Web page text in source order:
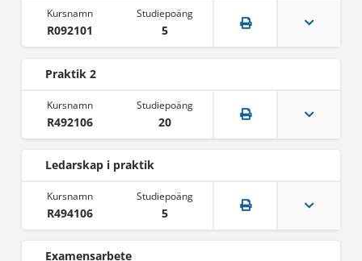
R092101 5
Praktik 2
R492106 20
Ledarskap i praktik
R494106 5
Examensarbete